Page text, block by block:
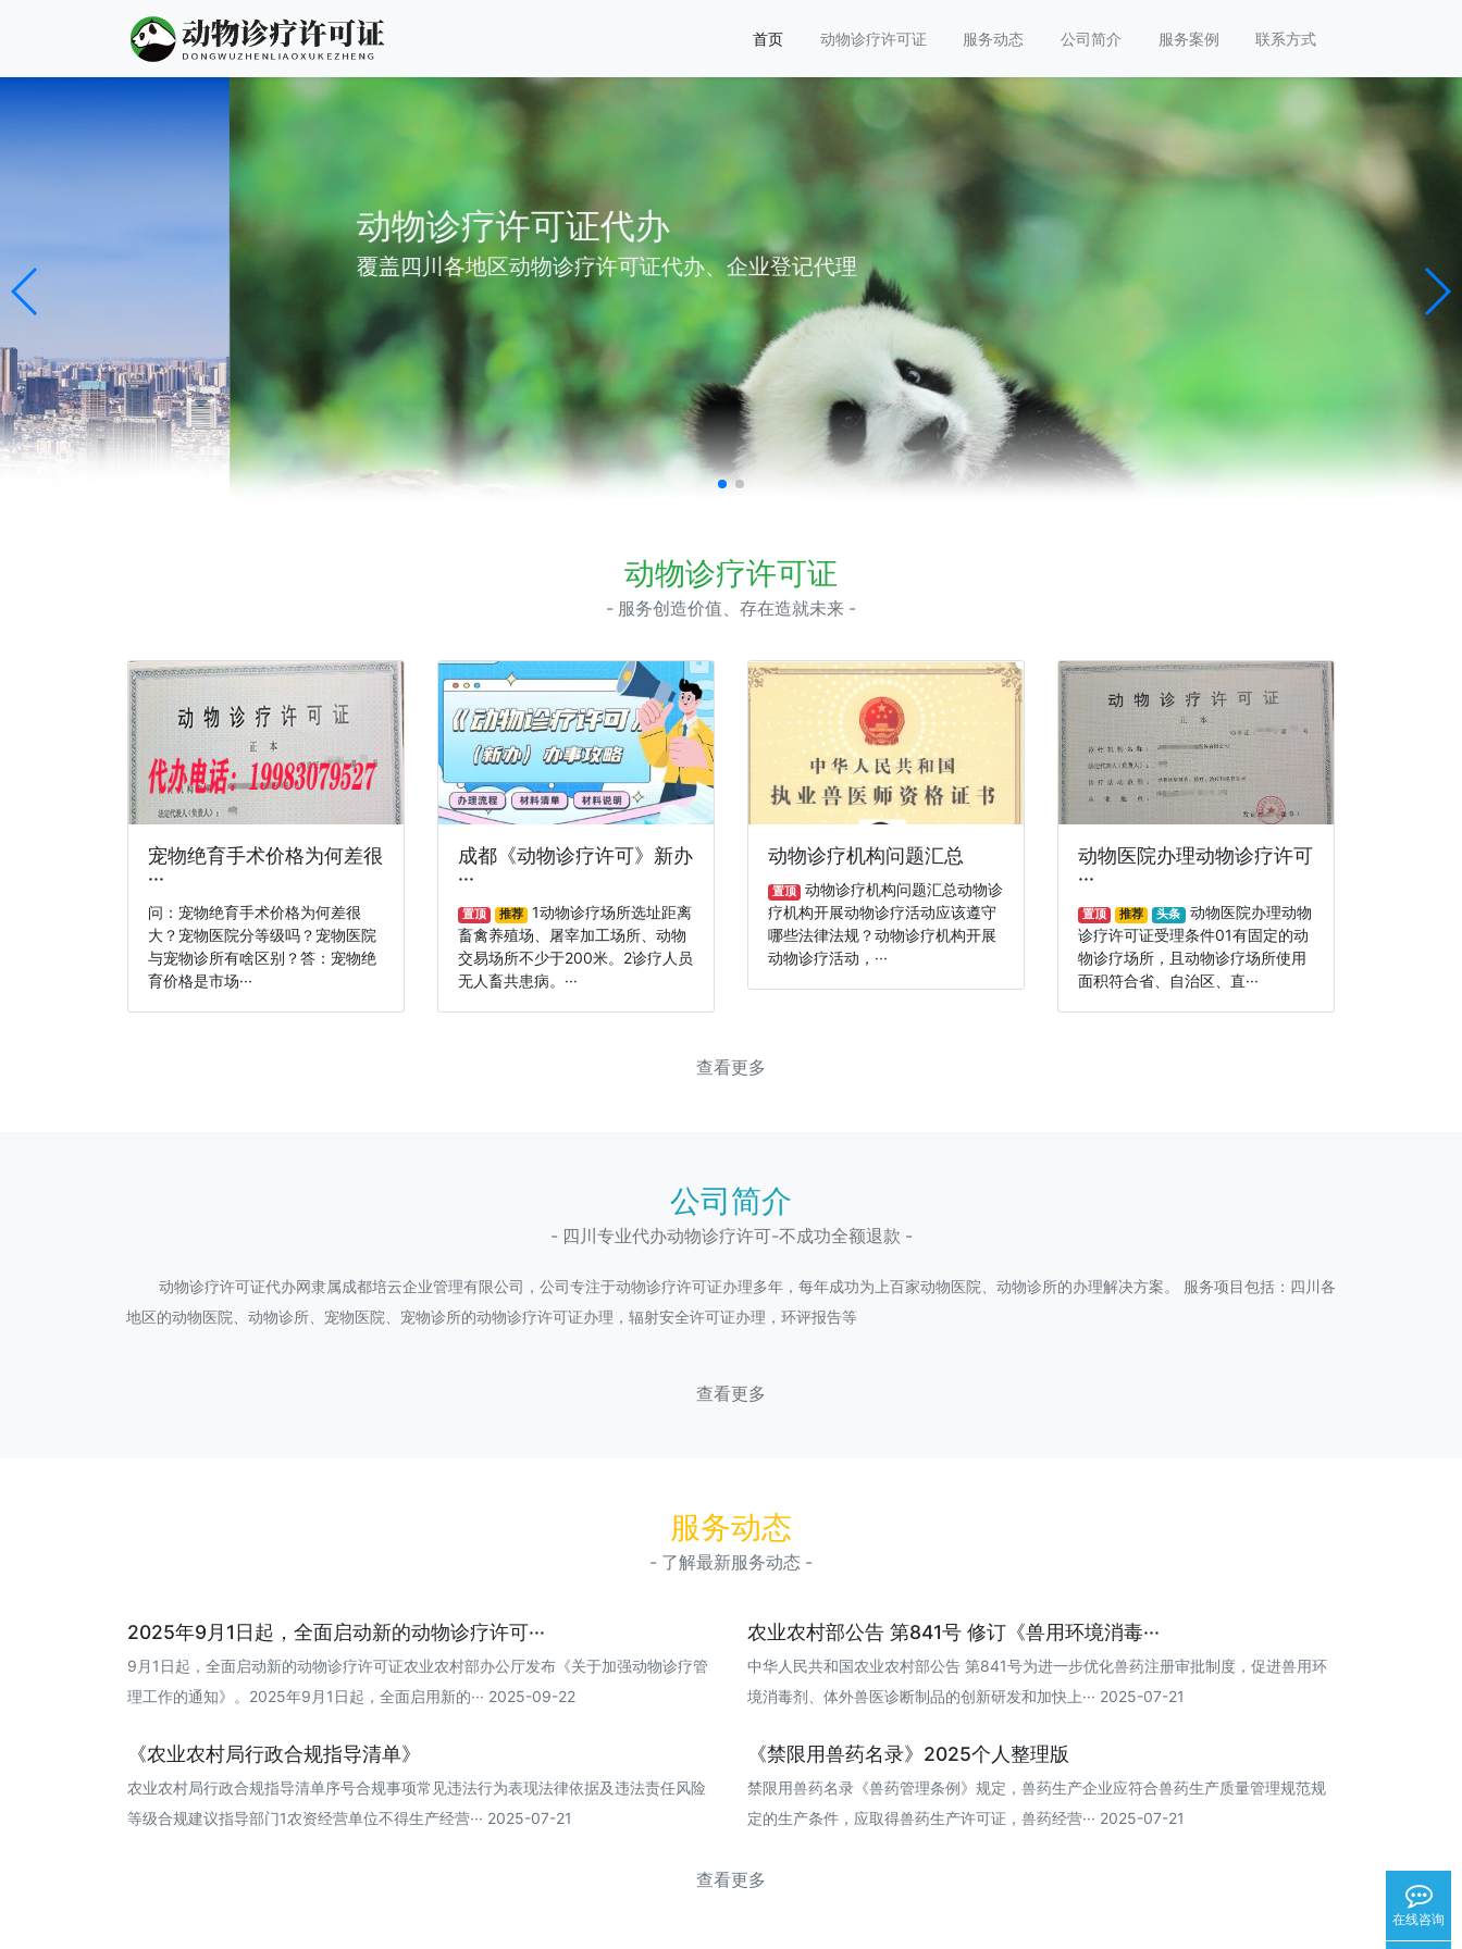
首页 动物诊疗许可证 服务动态 公司简介 服务案例 联系方式
动物诊疗许可证代办
覆盖四川各地区动物诊疗许可证代办、企业登记代理
动物诊疗许可证
- 服务创造价值、存在造就未来 -
宠物绝育手术价格为何差很
···
问：宠物绝育手术价格为何差很
大？宠物医院分等级吗？宠物医院
与宠物诊所有啥区别？答：宠物绝
育价格是市场···
成都《动物诊疗许可》新办
···
置顶 推荐
1动物诊疗场所选址距离
畜禽养殖场、屠宰加工场所、动物
交易场所不少于200米。2诊疗人员
无人畜共患病。···
动物诊疗机构问题汇总
置顶 动物诊疗机构问题汇总动物诊
疗机构开展动物诊疗活动应该遵守
哪些法律法规？动物诊疗机构开展
动物诊疗活动，···
动物医院办理动物诊疗许可
···
置顶 推荐 头条 动物医院办理动物
诊疗许可证受理条件01有固定的动
物诊疗场所，且动物诊疗场所使用
面积符合省、自治区、直···
查看更多
公司简介
- 四川专业代办动物诊疗许可-不成功全额退款 -
动物诊疗许可证代办网隶属成都培云企业管理有限公司，公司专注于动物诊疗许可证办理多年，每年成功为上百家动物医院、动物诊所的办理解决方案。 服务项目包括：四川各
地区的动物医院、动物诊所、宠物医院、宠物诊所的动物诊疗许可证办理，辐射安全许可证办理，环评报告等
查看更多
服务动态
- 了解最新服务动态 -
2025年9月1日起，全面启动新的动物诊疗许可···
9月1日起，全面启动新的动物诊疗许可证农业农村部办公厅发布《关于加强动物诊疗管
理工作的通知》。2025年9月1日起，全面启用新的··· 2025-09-22
农业农村部公告 第841号 修订《兽用环境消毒···
中华人民共和国农业农村部公告 第841号为进一步优化兽药注册审批制度，促进兽用环
境消毒剂、体外兽医诊断制品的创新研发和加快上··· 2025-07-21
《农业农村局行政合规指导清单》
农业农村局行政合规指导清单序号合规事项常见违法行为表现法律依据及违法责任风险
等级合规建议指导部门1农资经营单位不得生产经营··· 2025-07-21
《禁限用兽药名录》2025个人整理版
禁限用兽药名录《兽药管理条例》规定，兽药生产企业应符合兽药生产质量管理规范规
定的生产条件，应取得兽药生产许可证，兽药经营··· 2025-07-21
查看更多
在线咨询